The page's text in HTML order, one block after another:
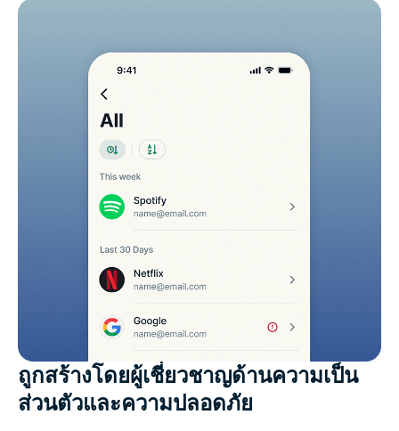
ถูกสร้างโดยผู้เชี่ยวชาญด้านความเป็น
ส่วนตัวและความปลอดภัย